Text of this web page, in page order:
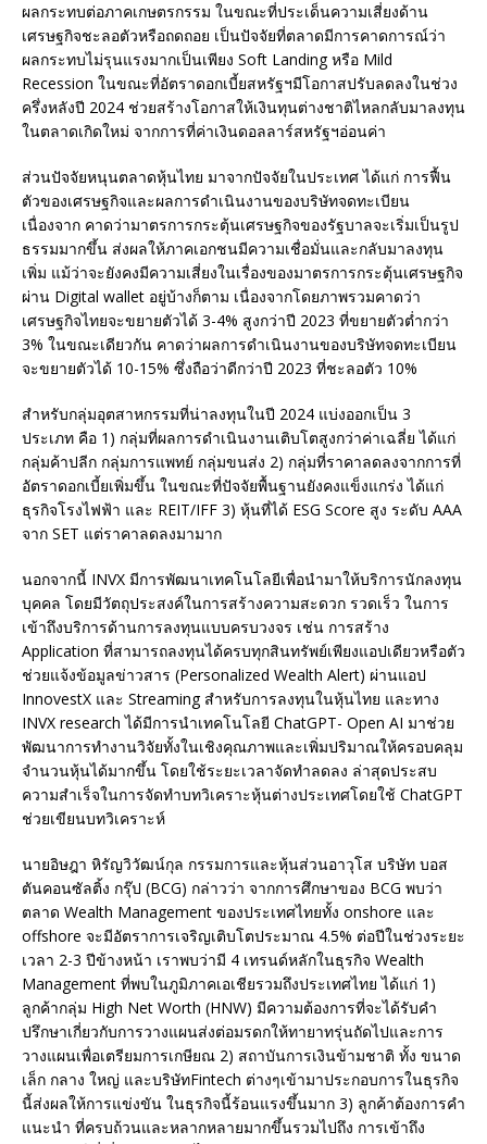
ผลกระทบต่อภาคเกษตรกรรม ในขณะที่ประเด็นความเสี่ยงด้าน
เศรษฐกิจชะลอตัวหรือถดถอย เป็นปัจจัยที่ตลาดมีการคาดการณ์ว่า
ผลกระทบไม่รุนแรงมากเป็นเพียง Soft Landing หรือ Mild
Recession ในขณะที่อัตราดอกเบี้ยสหรัฐฯมีโอกาสปรับลดลงในช่วง
ครึ่งหลังปี 2024 ช่วยสร้างโอกาสให้เงินทุนต่างชาติไหลกลับมาลงทุน
ในตลาดเกิดใหม่ จากการที่ค่าเงินดอลลาร์สหรัฐฯอ่อนค่า
ส่วนปัจจัยหนุนตลาดหุ้นไทย มาจากปัจจัยในประเทศ ได้แก่ การฟื้น
ตัวของเศรษฐกิจและผลการดำเนินงานของบริษัทจดทะเบียน
เนื่องจาก คาดว่ามาตรการกระตุ้นเศรษฐกิจของรัฐบาลจะเริ่มเป็นรูป
ธรรมมากขึ้น ส่งผลให้ภาคเอกชนมีความเชื่อมั่นและกลับมาลงทุน
เพิ่ม แม้ว่าจะยังคงมีความเสี่ยงในเรื่องของมาตรการกระตุ้นเศรษฐกิจ
ผ่าน Digital wallet อยู่บ้างก็ตาม เนื่องจากโดยภาพรวมคาดว่า
เศรษฐกิจไทยจะขยายตัวได้ 3-4% สูงกว่าปี 2023 ที่ขยายตัวต่ำกว่า
3% ในขณะเดียวกัน คาดว่าผลการดำเนินงานของบริษัทจดทะเบียน
จะขยายตัวได้ 10-15% ซึ่งถือว่าดีกว่าปี 2023 ที่ชะลอตัว 10%
สำหรับกลุ่มอุตสาหกรรมที่น่าลงทุนในปี 2024 แบ่งออกเป็น 3
ประเภท คือ 1) กลุ่มที่ผลการดำเนินงานเติบโตสูงกว่าค่าเฉลี่ย ได้แก่
กลุ่มค้าปลีก กลุ่มการแพทย์ กลุ่มขนส่ง 2) กลุ่มที่ราคาลดลงจากการที่
อัตราดอกเบี้ยเพิ่มขึ้น ในขณะที่ปัจจัยพื้นฐานยังคงแข็งแกร่ง ได้แก่
ธุรกิจโรงไฟฟ้า และ REIT/IFF 3) หุ้นที่ได้ ESG Score สูง ระดับ AAA
จาก SET แต่ราคาลดลงมามาก
นอกจากนี้ INVX มีการพัฒนาเทคโนโลยีเพื่อนำมาให้บริการนักลงทุน
บุคคล โดยมีวัตถุประสงค์ในการสร้างความสะดวก รวดเร็ว ในการ
เข้าถึงบริการด้านการลงทุนแบบครบวงจร เช่น การสร้าง
Application ที่สามารถลงทุนได้ครบทุกสินทรัพย์เพียงแอปเดียวหรือตัว
ช่วยแจ้งข้อมูลข่าวสาร (Personalized Wealth Alert) ผ่านแอป
InnovestX และ Streaming สำหรับการลงทุนในหุ้นไทย และทาง
INVX research ได้มีการนำเทคโนโลยี ChatGPT- Open AI มาช่วย
พัฒนาการทำงานวิจัยทั้งในเชิงคุณภาพและเพิ่มปริมาณให้ครอบคลุม
จำนวนหุ้นได้มากขึ้น โดยใช้ระยะเวลาจัดทำลดลง ล่าสุดประสบ
ความสำเร็จในการจัดทำบทวิเคราะหุ้นต่างประเทศโดยใช้ ChatGPT
ช่วยเขียนบทวิเคราะห์
นายอิษฎา หิรัญวิวัฒน์กุล กรรมการและหุ้นส่วนอาวุโส บริษัท บอส
ตันคอนซัลติ้ง กรุ๊ป (BCG) กล่าวว่า จากการศึกษาของ BCG พบว่า
ตลาด Wealth Management ของประเทศไทยทั้ง onshore และ
offshore จะมีอัตราการเจริญเติบโตประมาณ 4.5% ต่อปีในช่วงระยะ
เวลา 2-3 ปีข้างหน้า เราพบว่ามี 4 เทรนด์หลักในธุรกิจ Wealth
Management ที่พบในภูมิภาคเอเชียรวมถึงประเทศไทย ได้แก่ 1)
ลูกค้ากลุ่ม High Net Worth (HNW) มีความต้องการที่จะได้รับคำ
ปรึกษาเกี่ยวกับการวางแผนส่งต่อมรดกให้ทายาทรุ่นถัดไปและการ
วางแผนเพื่อเตรียมการเกษียณ 2) สถาบันการเงินข้ามชาติ ทั้ง ขนาด
เล็ก กลาง ใหญ่ และบริษัทFintech ต่างๆเข้ามาประกอบการในธุรกิจ
นี้ส่งผลให้การแข่งขัน ในธุรกิจนี้ร้อนแรงขึ้นมาก 3) ลูกค้าต้องการคำ
แนะนำ ที่ครบถ้วนและหลากหลายมากขึ้นรวมไปถึง การเข้าถึง